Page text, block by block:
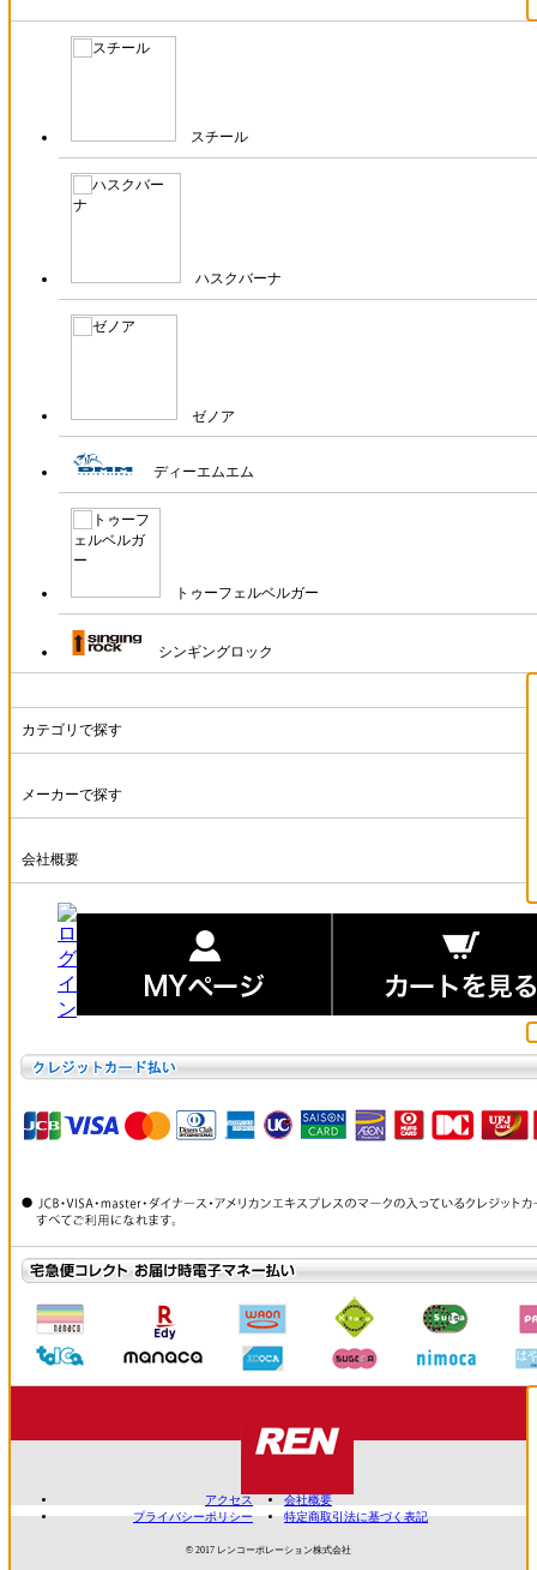
スチール
ハスクバーナ
ゼノア
ディーエムエム
トゥーフェルベルガー
シンギングロック
カテゴリで探す
メーカーで探す
会社概要
アクセス
プライバシーポリシー
会社概要
特定商取引法に基づく表記
© 2017 レンコーポレーション株式会社